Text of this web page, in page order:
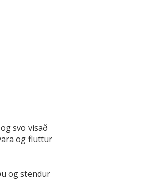
svo vísað
og fluttur
og stendur